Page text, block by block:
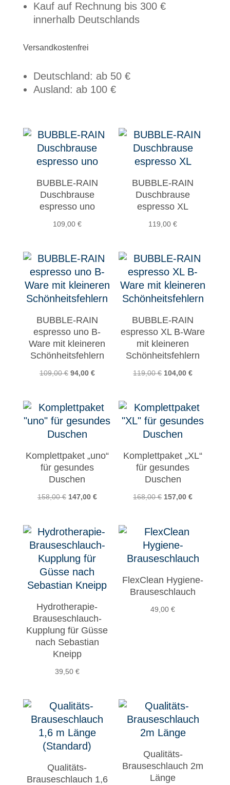
Kauf auf Rechnung bis 300 €
innerhalb Deutschlands
Versandkostenfrei
Deutschland: ab 50 €
Ausland: ab 100 €
BUBBLE-RAIN
Duschbrause
espresso uno
109,00 €
BUBBLE-RAIN
Duschbrause
espresso XL
119,00€
BUBBLE-RAIN
espresso uno B-
Ware mit kleineren
Schönheitsfehlern
109,00€ Ursprünglicher
109,00 €
94,00 €Aktueller
94,00 €.
BUBBLE-RAIN
espresso XL B-Ware
mit kleineren
Schönheitsfehlern
119,00€ Ursprünglicher
119,00 €
104,00€Aktueller
104,00 €.
Komplettpaket „uno“
für gesundes
Duschen
158,00€ Ursprünglicher
158,00 €
147,00 €Aktueller
147,00 €.
Komplettpaket „XL“
für gesundes
Duschen
168,00€ Ursprünglicher
168,00 €
157,00€Aktueller
Hydrotherapie-
Brauseschlauch-
Kupplung für Güsse
nach Sebastian
Kneipp
39,50 €
FlexClean Hygiene-
Brauseschlauch
49,00€
Qualitäts-
Brauseschlauch 1,6
Qualitäts-
Brauseschlauch 2m
Länge